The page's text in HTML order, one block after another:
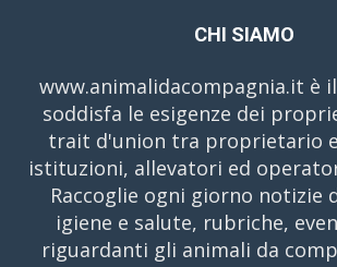
CHI SIAMO
www.animalidacompagnia.it è
soddisfa le esigenze dei
trait d'union tra proprietario
istituzioni, allevatori ed
Raccoglie ogni giorno notizie
igiene e salute, rubriche,
riguardanti gli animali da